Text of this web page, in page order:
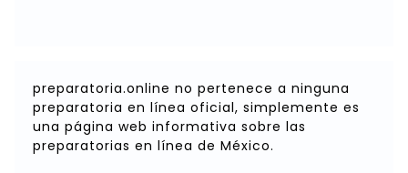
preparatoria.online no pertenece a ninguna
preparatoria en línea oficial, simplemente es
una página web informativa sobre las
preparatorias en línea de México.